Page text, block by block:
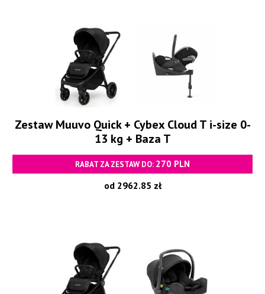
Zestaw Muuvo Quick + Cybex Cloud T i-size 0-
13 kg + Baza T
RABAT ZA ZESTAW DO: 270 PLN
od 2962.85 zł